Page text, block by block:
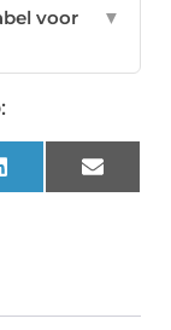
voor
▼
LinkedIn Email